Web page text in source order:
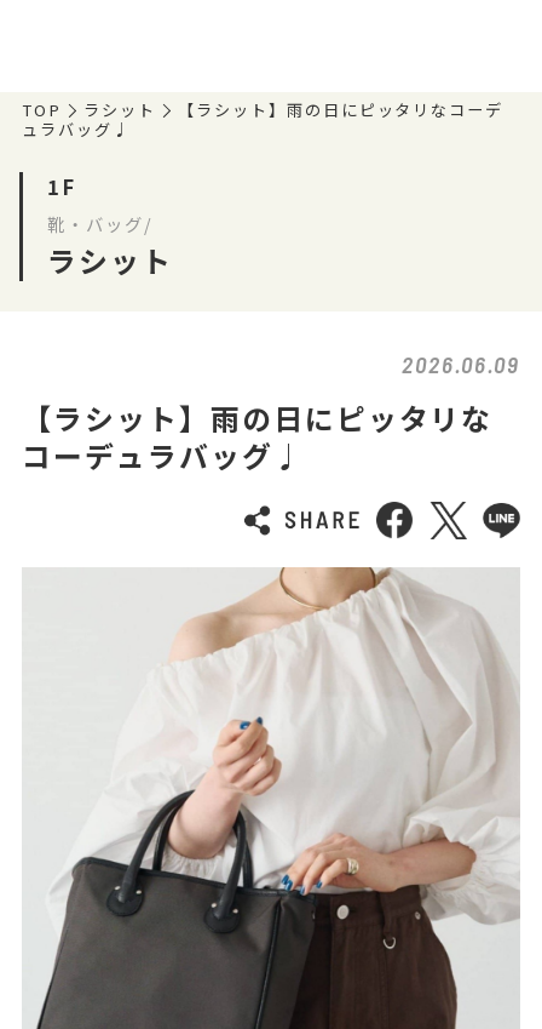
TOP ラシット
【ラシット】雨の日にピッタリなコーデ
ュラバッグ♩
1F
靴・バッグ/
ラシット
2026.06.09
【ラシット】雨の日にピッタリな
コーデュラバッグ♩